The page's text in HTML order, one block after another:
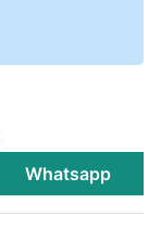
Whatsapp